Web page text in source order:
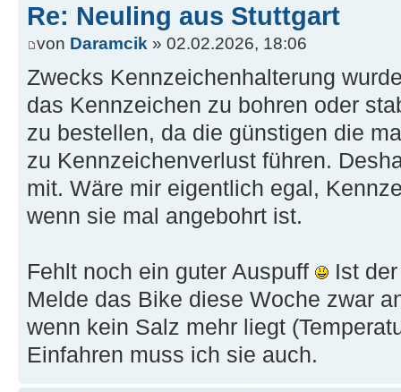
Re: Neuling aus Stuttgart
von Daramcik » 02.02.2026, 18:06
Zwecks Kennzeichenhalterung
das Kennzeichen zu bohren oder
zu bestellen, da die günstigen die
zu Kennzeichenverlust führen.
mit. Wäre mir eigentlich egal,
wenn sie mal angebohrt ist.
Fehlt noch ein guter Auspuff
Ist
Melde das Bike diese Woche zwar
wenn kein Salz mehr liegt
Einfahren muss ich sie auch.